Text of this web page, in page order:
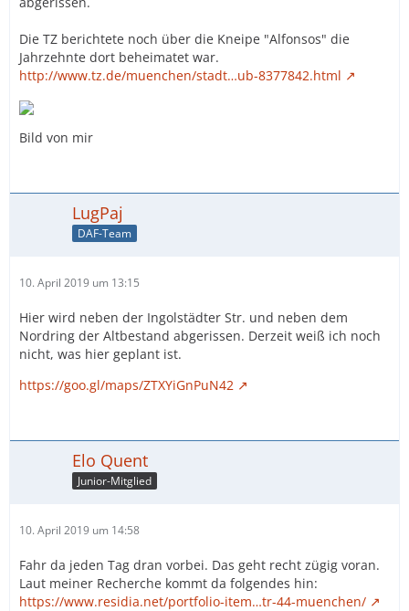
Die TZ berichtete noch über die Kneipe "Alfonsos" die
Jahrzehnte dort beheimatet war.
http://www.tz.de/muenchen/stadt…ub-8377842.html
Bild von mir
LugPaj
DAF-Team
10. April 2019 um 13:15
Hier wird neben der Ingolstädter Str. und neben dem
Nordring der Altbestand abgerissen. Derzeit weiß ich noch
nicht, was hier geplant ist.
https://goo.gl/maps/ZTXYiGnPuN42
Elo Quent
Junior-Mitglied
10. April 2019 um 14:58
Fahr da jeden Tag dran vorbei. Das geht recht zügig voran.
Laut meiner Recherche kommt da folgendes hin:
https://www.residia.net/portfolio-item…tr-44-muenchen/